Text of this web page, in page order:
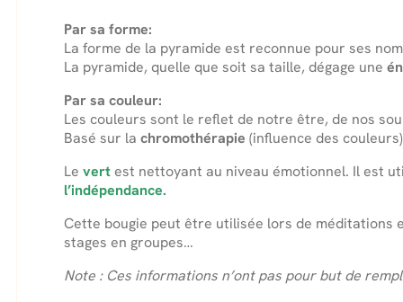
Par sa forme:
La forme de la pyramide est reconnue pour ses
La pyramide, quelle que soit sa taille, dégage une
Par sa couleur:
Les couleurs sont le reflet de notre être, de nos
Basé sur la chromothérapie (influence des
Le vert est nettoyant au niveau émotionnel. Il est
l’indépendance.
Cette bougie peut être utilisée lors de méditations
stages en groupes…
Note : Ces informations n’ont pas pour but de